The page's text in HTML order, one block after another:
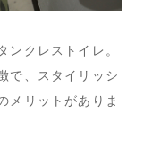
クレストイレ。
で、スタイリッシ
メリットがありま